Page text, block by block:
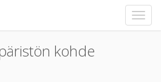
kohde